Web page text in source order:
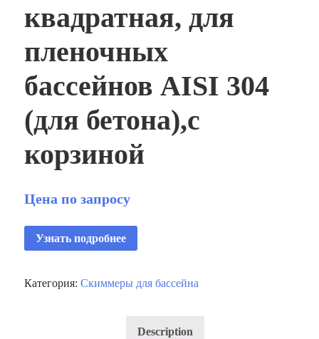
квадратная, для
пленочных
бассейнов AISI 304
(для бетона),с
корзиной
Цена по запросу
Узнать подробнее
Категория:Скиммеры для бассейна
Description